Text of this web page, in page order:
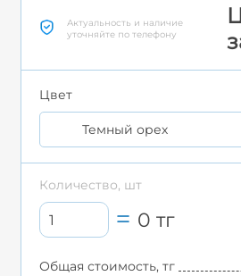
Актуальность и наличие
уточняйте по телефону
Цвет
Темный орех
Количество, шт
0тг
Общая стоимость, тг